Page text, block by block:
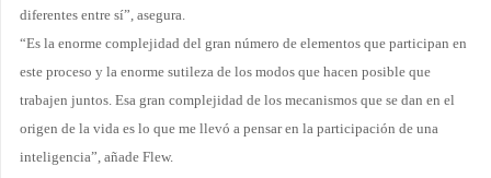
diferentes entre sí”, asegura.
“Es la enorme complejidad del gran número de elementos que participan en
este proceso y la enorme sutileza de los modos que hacen posible que
trabajen juntos. Esa gran complejidad de los mecanismos que se dan en el
origen de la vida es lo que me llevó a pensar en la participación de una
inteligencia”, añade Flew.